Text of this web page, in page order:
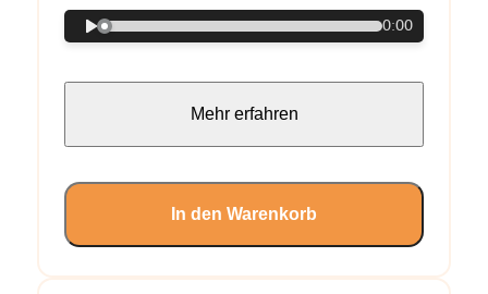
0:00
Mehr erfahren
In den Warenkorb